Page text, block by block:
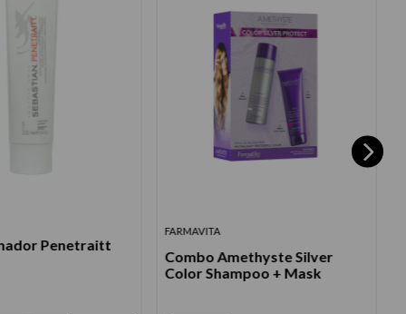
Penetraitt
FARMAVITA
Combo Amethyste Silver
Color Shampoo + Mask